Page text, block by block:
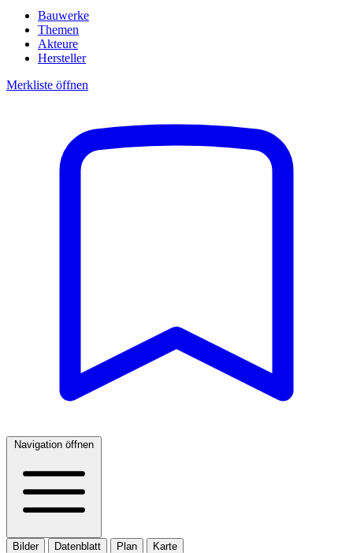
Bauwerke
Themen
Akteure
Hersteller
Merkliste öffnen
Navigation öffnen
Bilder Datenblatt Plan Karte